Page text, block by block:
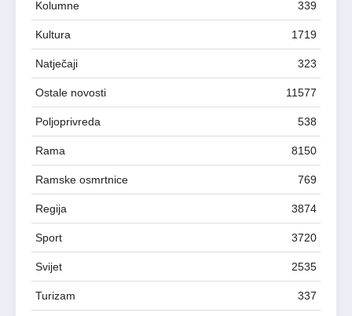
Kolumne 339
Kultura 1719
Natječaji 323
Ostale novosti 11577
Poljoprivreda 538
Rama 8150
Ramske osmrtnice 769
Regija 3874
Sport 3720
Svijet 2535
Turizam 337